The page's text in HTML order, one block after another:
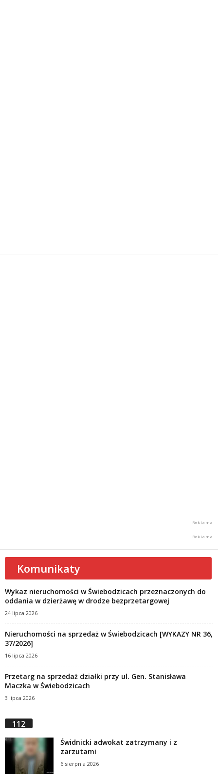
Komunikaty
Wykaz nieruchomości w Świebodzicach przeznaczonych do
oddania w dzierżawę w drodze bezprzetargowej
24 lipca 2026
Nieruchomości na sprzedaż w Świebodzicach [WYKAZY NR 36,
37/2026]
16 lipca 2026
Przetarg na sprzedaż działki przy ul. Gen. Stanisława
Maczka w Świebodzicach
3 lipca 2026
112
Świdnicki adwokat zatrzymany i z
zarzutami
6 sierpnia 2026